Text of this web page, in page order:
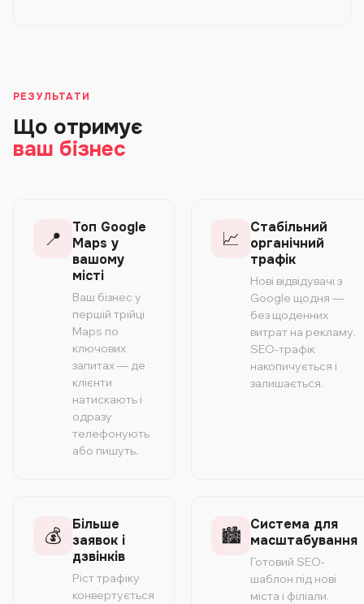
РЕЗУЛЬТАТИ
Що отримує
ваш бізнес
📍
Топ Google
Maps у
вашому
місті
Ваш бізнес у
першій трійці
Maps по
ключових
запитах — де
клієнти
натискають і
одразу
телефонують
або пишуть.
📈
Стабільний
органічний
трафік
Нові відвідувачі з
Google щодня —
без щоденних
витрат на рекламу.
SEO-трафік
накопичується і
залишається.
💰
Більше
заявок і
дзвінків
Ріст трафіку
конвертується
🏙️
Система для
масштабування
Готовий SEO-
шаблон під нові
міста і філіали.